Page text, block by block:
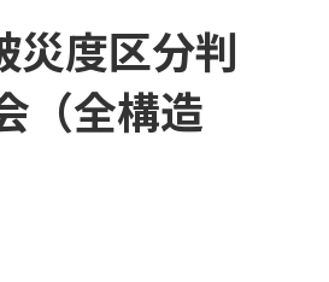
災度区分判
（全構造